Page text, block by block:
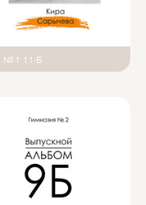
1 11-Б